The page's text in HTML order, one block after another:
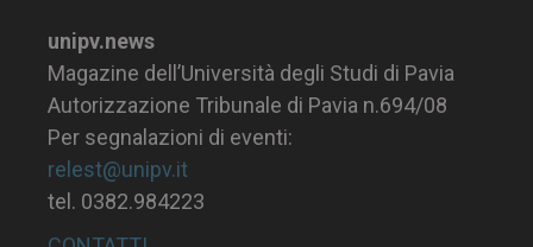
unipv.news
Magazine dell’Università degli Studi di Pavia
Autorizzazione Tribunale di Pavia n.694/08
Per segnalazioni di eventi:
relest@unipv.it
tel. 0382.984223